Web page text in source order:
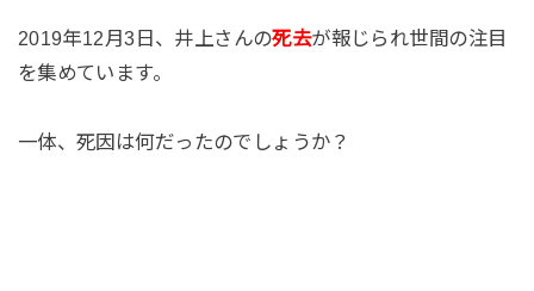
2019年12月3日、井上さんの死去が報じられ世間の注目
を集めています。
一体、死因は何だったのでしょうか？